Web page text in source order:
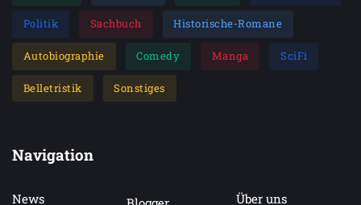
Politik Sachbuch Historische-Romane
Autobiographie Comedy Manga SciFi
Belletristik Sonstiges
Navigation
News
Über uns